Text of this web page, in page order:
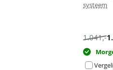
systeem
1.041,-